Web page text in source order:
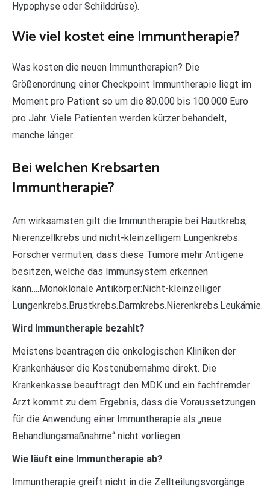
Hypophyse oder Schilddrüse).
Wie viel kostet eine Immuntherapie?
Was kosten die neuen Immuntherapien? Die
Größenordnung einer Checkpoint Immuntherapie liegt im
Moment pro Patient so um die 80.000 bis 100.000 Euro
pro Jahr. Viele Patienten werden kürzer behandelt,
manche länger.
Bei welchen Krebsarten
Immuntherapie?
Am wirksamsten gilt die Immuntherapie bei Hautkrebs,
Nierenzellkrebs und nicht-kleinzelligem Lungenkrebs.
Forscher vermuten, dass diese Tumore mehr Antigene
besitzen, welche das Immunsystem erkennen
kann….Monoklonale Antikörper:Nicht-kleinzelliger
Lungenkrebs.Brustkrebs.Darmkrebs.Nierenkrebs.Leukämie.
Wird Immuntherapie bezahlt?
Meistens beantragen die onkologischen Kliniken der
Krankenhäuser die Kostenübernahme direkt. Die
Krankenkasse beauftragt den MDK und ein fachfremder
Arzt kommt zu dem Ergebnis, dass die Voraussetzungen
für die Anwendung einer Immuntherapie als „neue
Behandlungsmaßnahme“ nicht vorliegen.
Wie läuft eine Immuntherapie ab?
Immuntherapie greift nicht in die Zellteilungsvorgänge